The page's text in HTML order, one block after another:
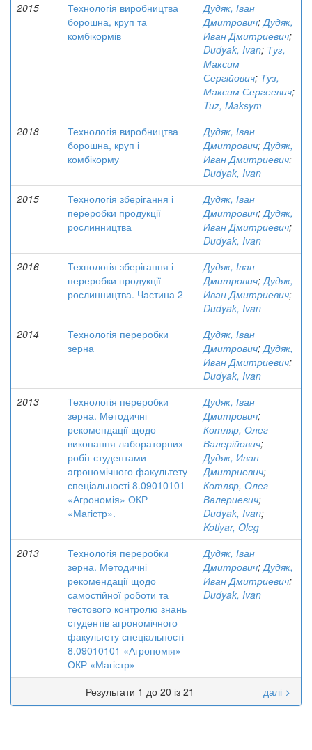
2015
Технологія виробництва
борошна, круп та
комбікормів
Дудяк, Іван
Дмитрович;Дудяк,
Иван Дмитриевич;
Dudyak, Ivan; Туз,
Максим
Сергійович; Туз,
Максим Сергеевич;
Tuz, Maksym
2018
Технологія виробництва
борошна, круп і
комбікорму
Дудяк, Іван
Дмитрович;Дудяк,
Иван Дмитриевич;
Dudyak, Ivan
2015
Технологія зберігання і
переробки продукції
рослинництва
Дудяк, Іван
Дмитрович;Дудяк,
Иван Дмитриевич;
Dudyak, Ivan
2016
Технологія зберігання і
переробки продукції
рослинництва. Частина 2
Дудяк, Іван
Дмитрович;Дудяк,
Иван Дмитриевич;
Dudyak, Ivan
2014
Технологія переробки
зерна
Дудяк, Іван
Дмитрович;Дудяк,
Иван Дмитриевич;
Dudyak, Ivan
2013
Технологія переробки
зерна. Методичні
рекомендації щодо
виконання лабораторних
робіт студентами
агрономічного факультету
спеціальності 8.09010101
«Агрономія» ОКР
«Магістр».
Дудяк, Іван
Дмитрович;
Котляр, Олег
Валерійович;
Дудяк, Иван
Дмитриевич;
Котляр, Олег
Валериевич;
Dudyak, Ivan;
Kotlyar, Oleg
2013
Технологія переробки
зерна. Методичні
рекомендації щодо
самостійної роботи та
тестового контролю знань
студентів агрономічного
факультету спеціальності
8.09010101 «Агрономія»
ОКР «Магістр»
Дудяк, Іван
Дмитрович;Дудяк,
Иван Дмитриевич;
Dudyak, Ivan
Результати 1 до 20 із 21 далі >